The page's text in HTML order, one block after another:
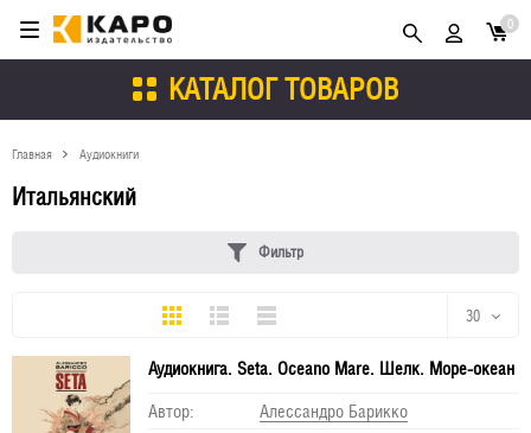
КАТАЛОГ ТОВАРОВ
0
Главная Аудиокниги
Итальянский
Фильтр
Плитка ПодробноКомпактно 30
30
Аудиокнига. Seta. Oceano Mare. Шелк. Море-океан
Автор:
Алессандро Барикко